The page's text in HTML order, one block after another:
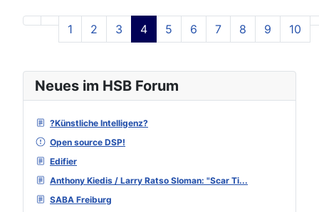
Neues im HSB Forum
?Künstliche Intelligenz?
Open source DSP!
Edifier
Anthony Kiedis / Larry Ratso Sloman: "Scar Ti...
SABA Freiburg
Seite 4 von 129
1 2 3 4 5 6 7 8 9 10